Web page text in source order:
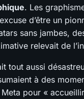
. Les
d’être un
sans jambes,
relevait de
tout aussi
à des
pour «